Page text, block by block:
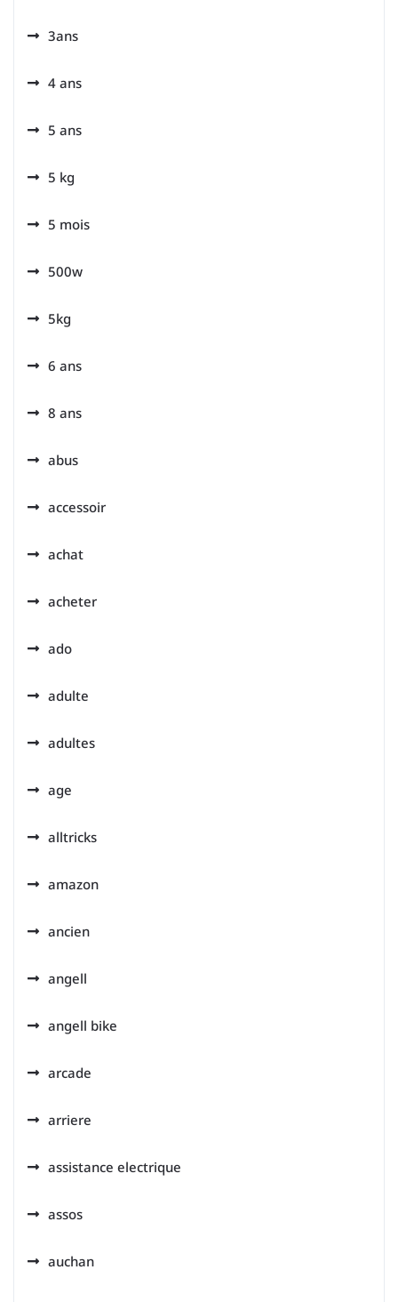
3ans
4 ans
5 ans
5 kg
5 mois
500w
5kg
6 ans
8 ans
abus
accessoir
achat
acheter
ado
adulte
adultes
age
alltricks
amazon
ancien
angell
angell bike
arcade
arriere
assistance electrique
assos
auchan